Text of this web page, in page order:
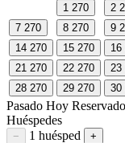
1 270 2
7 270 8 270 9
14 270 15 270 16
21 270 22 270 23
28 270 29 270 30
Pasado Hoy Reservado
Huéspedes
Restar huésped
− 1 huésped Sumar
+